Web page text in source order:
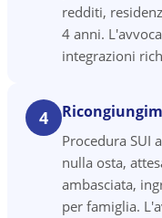
redditi,
4 anni.
integrazioni
4
Procedura SUI
nulla osta,
ambasciata,
per famiglia.